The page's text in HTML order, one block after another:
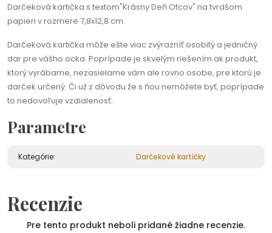
Darčeková kartička s textom"Krásny Deň Otcov" na tvrdšom
papieri v rozmere 7,8x12,8 cm.
Darčeková kartička môže ešte viac zvýrazníť osobitý a jedničný
dar pre vášho ocka. Poprípade je skvelým riešením ak produkt,
ktorý vyrábame, nezasielame vám ale rovno osobe, pre ktorú je
darček určený. Či už z dôvodu že s ňou nemôžete byť, poprípade
to nedovoľuje vzdialenosť.
Parametre
Kategórie: Darčekové kartičky
Recenzie
Pre tento produkt neboli pridané žiadne recenzie.